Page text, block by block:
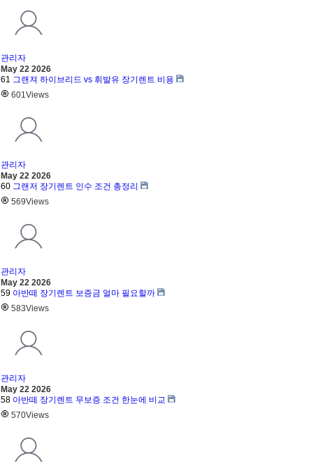
관리자
May 22 2026
61 그랜져 하이브리드 vs 휘발유 장기렌트 비용
601Views
관리자
May 22 2026
60 그랜저 장기렌트 인수 조건 총정리
569Views
관리자
May 22 2026
59 아반떼 장기렌트 보증금 얼마 필요할까
583Views
관리자
May 22 2026
58 아반떼 장기렌트 무보증 조건 한눈에 비교
570Views